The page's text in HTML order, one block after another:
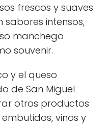
frescos y suaves
sabores intensos,
manchego
souvenir.
y el queso
de San Miguel
otros productos
vinos y